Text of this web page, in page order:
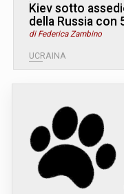
Kiev sotto
della Russia con
di Federica Zambino
UCRAINA